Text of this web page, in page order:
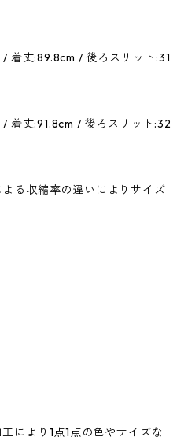
着丈:89.8cm / 後ろスリット:31
着丈:91.8cm / 後ろスリット:32
る収縮率の違いによりサイズ
により1点1点の色やサイズな